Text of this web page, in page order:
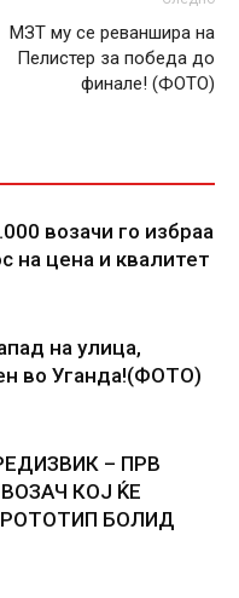
МЗТ му се реваншира на
Пелистер за победа до
финале! (ФОТО)
возачи го избраа
на цена и квалитет
на улица,
во Уганда!(ФОТО)
– ПРВ
КОЈ ЌЕ
БОЛИД